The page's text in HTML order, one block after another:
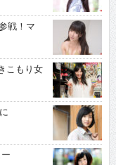
戦！マ
こもり女